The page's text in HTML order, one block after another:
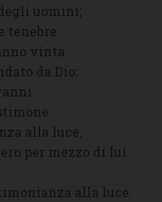
uomini;
tenebre
vinta.
da Dio:
alla luce,
per mezzo di lui.
alla luce.